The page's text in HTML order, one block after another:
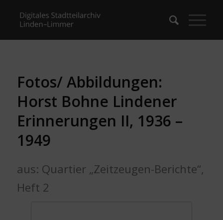
Fotos/ Abbildungen:
Horst Bohne Lindener
Erinnerungen II, 1936 –
1949
aus: Quartier „Zeitzeugen-Berichte“,
Heft 2